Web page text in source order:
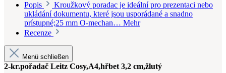
Popis
Kroužkový poradac je ideální pro prezentaci nebo
ukládání dokumentu, které jsou usporádané a snadno
prístupné;25 mm O-mechan… Mehr
Recenze
Menü schließen
2-kr.pořadač Leitz Cosy,A4,hřbet 3,2 cm,žlutý